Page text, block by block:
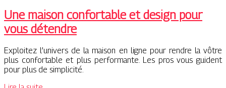
Une maison confortable et design pour
vous détendre
Exploitez l’univers de la maison en ligne pour rendre la vôtre
plus confortable et plus performante. Les pros vous guident
pour plus de simplicité.